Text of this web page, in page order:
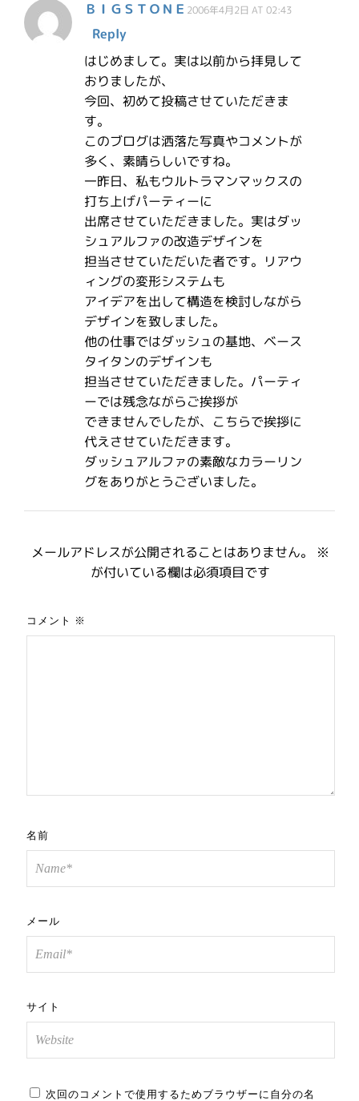
ＢＩＧＳＴＯＮＥ 2006年4月2日 AT 02:43
Reply
はじめまして。実は以前から拝見して
おりましたが、
今回、初めて投稿させていただきま
す。
このブログは洒落た写真やコメントが
多く、素晴らしいですね。
一昨日、私もウルトラマンマックスの
打ち上げパーティーに
出席させていただきました。実はダッ
シュアルファの改造デザインを
担当させていただいた者です。リアウ
ィングの変形システムも
アイデアを出して構造を検討しながら
デザインを致しました。
他の仕事ではダッシュの基地、ベース
タイタンのデザインも
担当させていただきました。パーティ
ーでは残念ながらご挨拶が
できませんでしたが、こちらで挨拶に
代えさせていただきます。
ダッシュアルファの素敵なカラーリン
グをありがとうございました。
メールアドレスが公開されることはありません。
※
が付いている欄は必須項目です
コメント ※
名前
メール
サイト
次回のコメントで使用するためブラウザーに自分の名